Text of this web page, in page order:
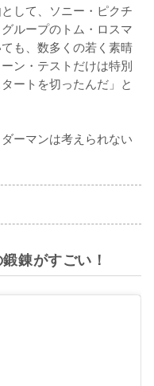
して、ソニー・ピクチ
ループのトム・ロスマ
も、数多くの若く素晴
ン・テストだけは特別
ートを切ったんだ」と
ーマンは考えられない
錬がすごい！